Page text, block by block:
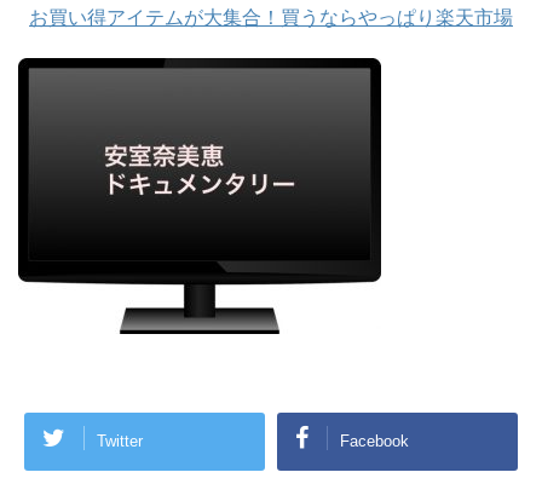
お買い得アイテムが大集合！買うならやっぱり楽天市場
Twitter Facebook